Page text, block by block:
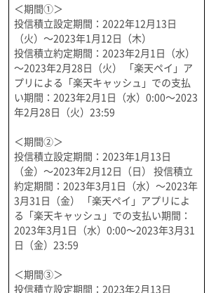
＜期間①＞
投信積立設定期間：2022年12月13日
（火）～2023年1月12日（木）
投信積立約定期間：2023年2月1日（水）
～2023年2月28日（火） 「楽天ペイ」ア
プリによる「楽天キャッシュ」での支払
い期間：2023年2月1日（水）0:00～2023
年2月28日（火）23:59
＜期間②＞
投信積立設定期間：2023年1月13日
（金）～2023年2月12日（日） 投信積立
約定期間：2023年3月1日（水）～2023年
3月31日（金） 「楽天ペイ」アプリによ
る「楽天キャッシュ」での支払い期間：
2023年3月1日（水）0:00～2023年3月31
日（金）23:59
＜期間③＞
投信積立設定期間：2023年2月13日